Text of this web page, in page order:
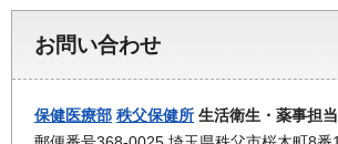
お問い合わせ
保健医療部 秩父保健所 生活衛生・薬事担当